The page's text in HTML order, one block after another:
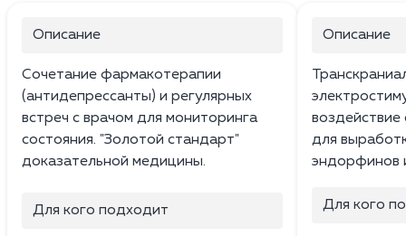
Описание
Сочетание фармакотерапии
(антидепрессанты) и регулярных
встреч с врачом для мониторинга
состояния. "Золотой стандарт"
доказательной медицины.
Для кого подходит
Описание
воздействие
для
эндорфинов
Для кого